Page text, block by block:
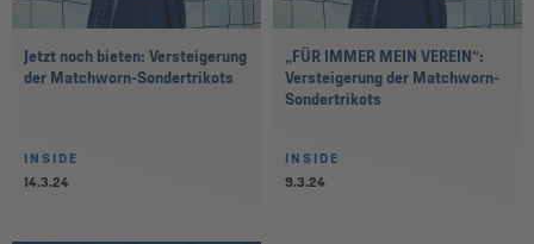
Jetzt noch bieten: Versteigerung
der Matchworn-Sondertrikots
INSIDE
14.3.24
„FÜR IMMER MEIN VEREIN“:
Versteigerung der Matchworn-
Sondertrikots
INSIDE
9.3.24